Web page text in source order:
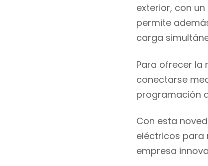
exterior, con
permite
carga
Para ofrecer la
conectarse
programación
Con esta
eléctricos para
empresa